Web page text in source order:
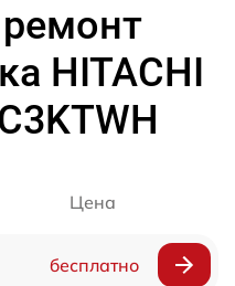
HITACHI
Цена
бесплатно